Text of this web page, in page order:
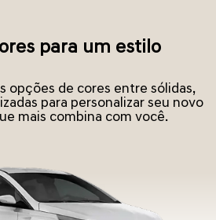
para um estilo
opções de cores entre sólidas,
para personalizar seu novo
mais combina com você.